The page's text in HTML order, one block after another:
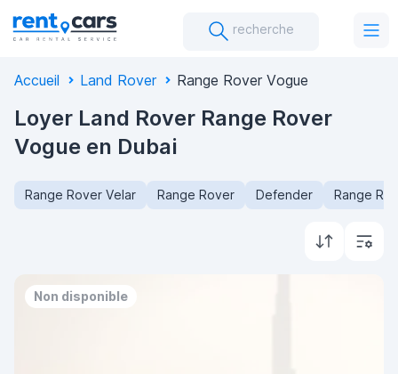
recherche
Accueil Land Rover Range Rover Vogue
Loyer Land Rover Range Rover
Vogue en Dubai
Range Rover Velar Range Rover Defender Range
Non disponible